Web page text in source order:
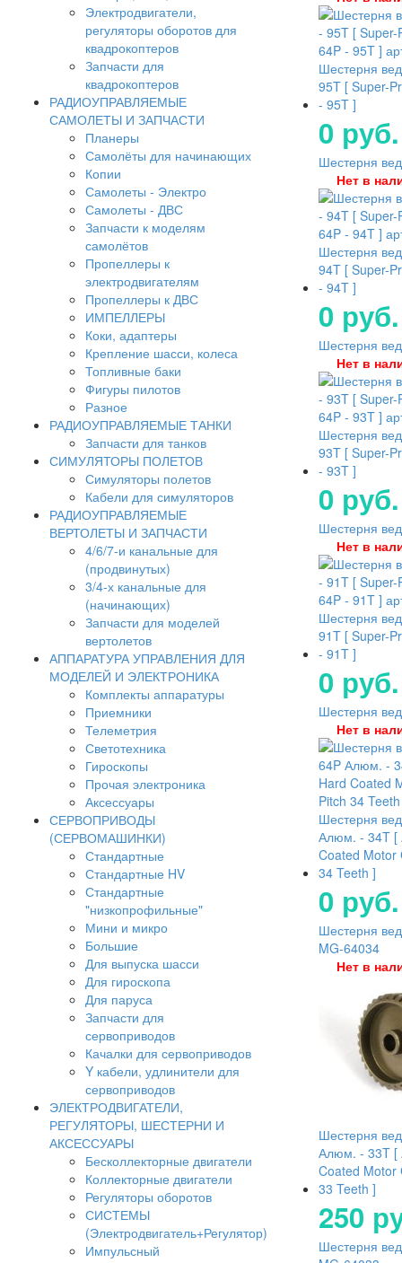
Электродвигатели,
регуляторы оборотов для
квадрокоптеров
Запчасти для
квадрокоптеров
РАДИОУПРАВЛЯЕМЫЕ
САМОЛЕТЫ И ЗАПЧАСТИ
Планеры
Самолёты для начинающих
Копии
Самолеты - Электро
Самолеты - ДВС
Запчасти к моделям
самолётов
Пропеллеры к
электродвигателям
Пропеллеры к ДВС
ИМПЕЛЛЕРЫ
Коки, адаптеры
Крепление шасси, колеса
Топливные баки
Фигуры пилотов
Разное
РАДИОУПРАВЛЯЕМЫЕ ТАНКИ
Запчасти для танков
СИМУЛЯТОРЫ ПОЛЕТОВ
Симуляторы полетов
Кабели для симуляторов
РАДИОУПРАВЛЯЕМЫЕ
ВЕРТОЛЕТЫ И ЗАПЧАСТИ
4/6/7-и канальные для
(продвинутых)
3/4-х канальные для
(начинающих)
Запчасти для моделей
вертолетов
АППАРАТУРА УПРАВЛЕНИЯ ДЛЯ
МОДЕЛЕЙ И ЭЛЕКТРОНИКА
Комплекты аппаратуры
Приемники
Телеметрия
Светотехника
Гироскопы
Прочая электроника
Аксессуары
СЕРВОПРИВОДЫ
(СЕРВОМАШИНКИ)
Стандартные
Стандартные HV
Стандартные
"низкопрофильные"
Мини и микро
Большие
Для выпуска шасси
Для гироскопа
Для паруса
Запчасти для
сервоприводов
Качалки для сервоприводов
Y кабели, удлинители для
сервоприводов
ЭЛЕКТРОДВИГАТЕЛИ,
РЕГУЛЯТОРЫ, ШЕСТЕРНИ И
АКСЕССУАРЫ
Бесколлекторные двигатели
Коллекторные двигатели
Регуляторы оборотов
СИСТЕМЫ
(Электродвигатель+Регулятор)
Импульсный
Шестерня
95T [ Super-
- 95T ]
0 руб.
Шестерня
Нет в
Шестерня
94T [ Super-
- 94T ]
0 руб.
Шестерня
Нет в
Шестерня
93T [ Super-
- 93T ]
0 руб.
Шестерня
Нет в
Шестерня
91T [ Super-
- 91T ]
0 руб.
Шестерня
Нет в
Шестерня
Алюм. - 34T [
Coated Motor
34 Teeth ]
0 руб.
Шестерня
MG-64034
Нет в
Шестерня
Алюм. - 33T [
Coated Motor
33 Teeth ]
250
Шестерня